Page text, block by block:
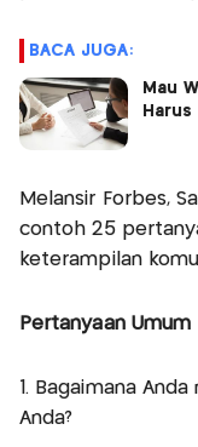
BACA JUGA:
Mau
Melansir Forbes,
contoh 25
keterampilan
Pertanyaan Umum
1. Bagaimana
Anda?